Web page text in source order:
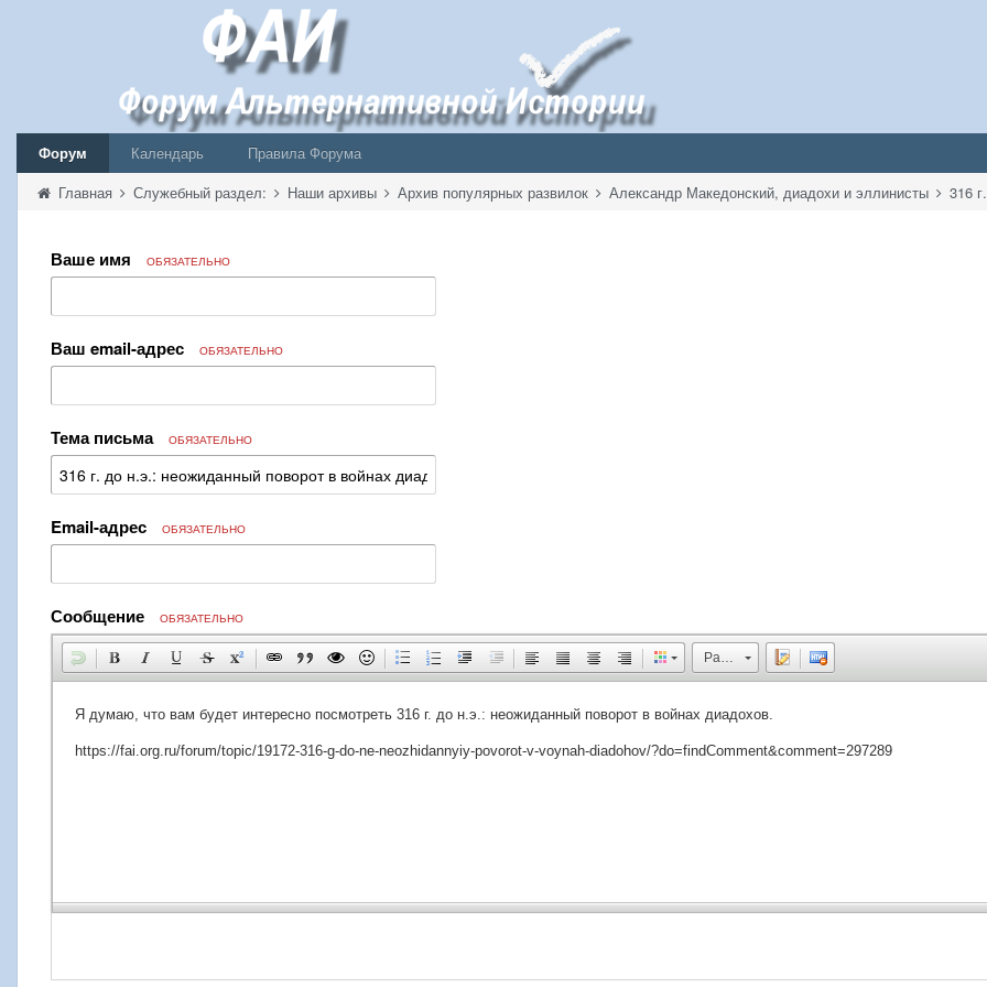
Форум Календарь
Правила Форума
Главная Служебный раздел: Наши архивы Архив популярных развилок Александр Македонский, диадохи и эллинисты 316
Ваше имя ОБЯЗАТЕЛЬНО
Ваш email-адрес ОБЯЗАТЕЛЬНО
Тема письма ОБЯЗАТЕЛЬНО
Email-адрес ОБЯЗАТЕЛЬНО
Сообщение ОБЯЗАТЕЛЬНО
Размер